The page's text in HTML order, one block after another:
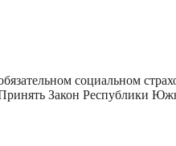
социальном
Закон Республики